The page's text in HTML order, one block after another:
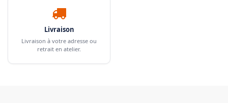
Livraison
Livraison à votre adresse ou
retrait en atelier.